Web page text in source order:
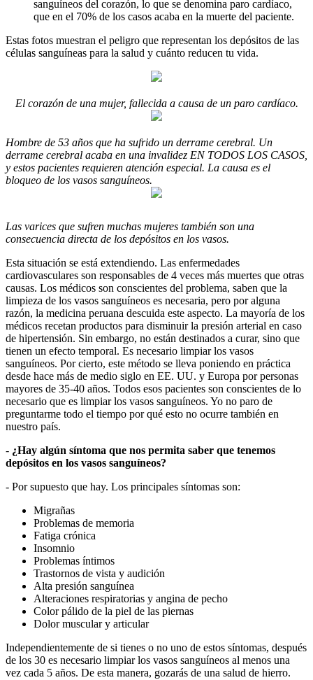
sanguíneos del corazón, lo que se denomina paro cardíaco,
que en el 70% de los casos acaba en la muerte del paciente.
Estas fotos muestran el peligro que representan los depósitos de las
células sanguíneas para la salud y cuánto reducen tu vida.
El corazón de una mujer, fallecida a causa de un paro cardíaco.
Hombre de 53 años que ha sufrido un derrame cerebral. Un
derrame cerebral acaba en una invalidez EN TODOS LOS CASOS,
y estos pacientes requieren atención especial. La causa es el
bloqueo de los vasos sanguíneos.
Las varices que sufren muchas mujeres también son una
consecuencia directa de los depósitos en los vasos.
Esta situación se está extendiendo. Las enfermedades
cardiovasculares son responsables de 4 veces más muertes que otras
causas. Los médicos son conscientes del problema, saben que la
limpieza de los vasos sanguíneos es necesaria, pero por alguna
razón, la medicina peruana descuida este aspecto. La mayoría de los
médicos recetan productos para disminuir la presión arterial en caso
de hipertensión. Sin embargo, no están destinados a curar, sino que
tienen un efecto temporal. Es necesario limpiar los vasos
sanguíneos. Por cierto, este método se lleva poniendo en práctica
desde hace más de medio siglo en EE. UU. y Europa por personas
mayores de 35-40 años. Todos esos pacientes son conscientes de lo
necesario que es limpiar los vasos sanguíneos. Yo no paro de
preguntarme todo el tiempo por qué esto no ocurre también en
nuestro país.
- ¿Hay algún síntoma que nos permita saber que tenemos
depósitos en los vasos sanguíneos?
- Por supuesto que hay. Los principales síntomas son:
Migrañas
Problemas de memoria
Fatiga crónica
Insomnio
Problemas íntimos
Trastornos de vista y audición
Alta presión sanguínea
Alteraciones respiratorias y angina de pecho
Color pálido de la piel de las piernas
Dolor muscular y articular
Independientemente de si tienes o no uno de estos síntomas, después
de los 30 es necesario limpiar los vasos sanguíneos al menos una
vez cada 5 años. De esta manera, gozarás de una salud de hierro.